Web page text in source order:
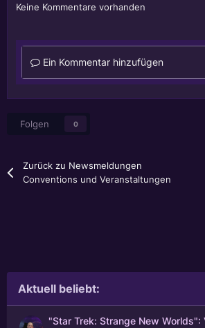
Keine Kommentare vorhanden
Ein Kommentar hinzufügen
Folgen 0
Zurück zu Newsmeldungen
Conventions und Veranstaltungen
Aktuell beliebt:
"Star Trek: Strange New Worlds":